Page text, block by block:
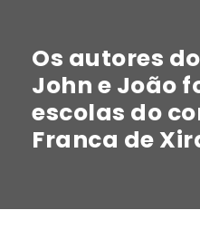
Os autores
John e João
escolas do
Franca de